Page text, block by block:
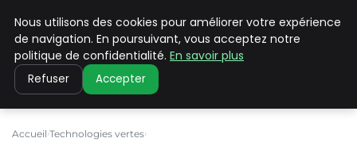
CLIMATE C ADVANCED
Accueil Technologies vertes
Nous utilisons des cookies pour améliorer votre expérience
de navigation. En poursuivant, vous acceptez notre
politique de confidentialité. En savoir plus
Refuser Accepter